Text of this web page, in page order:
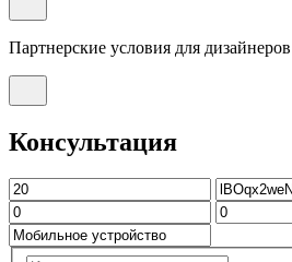
Партнерские условия для дизайнеров
Консультация